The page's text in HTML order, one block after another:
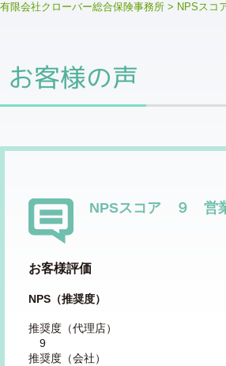
有限会社クローバー総合保険事務所 > NPSス
お客様の声
NPSスコア ９ 営
お客様評価
NPS（推奨度）
推奨度（代理店）
9
推奨度（会社）